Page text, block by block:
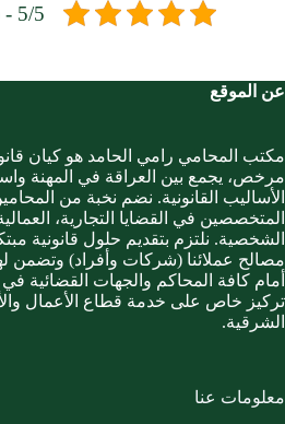
5/5 - (1 صوت واحد)
عن الموقع
مكتب المحامي رامي الحامد هو كيان
مرخص، يجمع بين العراقة في المهنة
الأساليب القانونية. نضم نخبة من
المتخصصين في القضايا التجارية،
الشخصية. نلتزم بتقديم حلول قانونية
مصالح عملائنا (شركات وأفراد) وتضمن
أمام كافة المحاكم والجهات القضائية
تركيز خاص على خدمة قطاع الأعمال
الشرقية.
معلومات عنا